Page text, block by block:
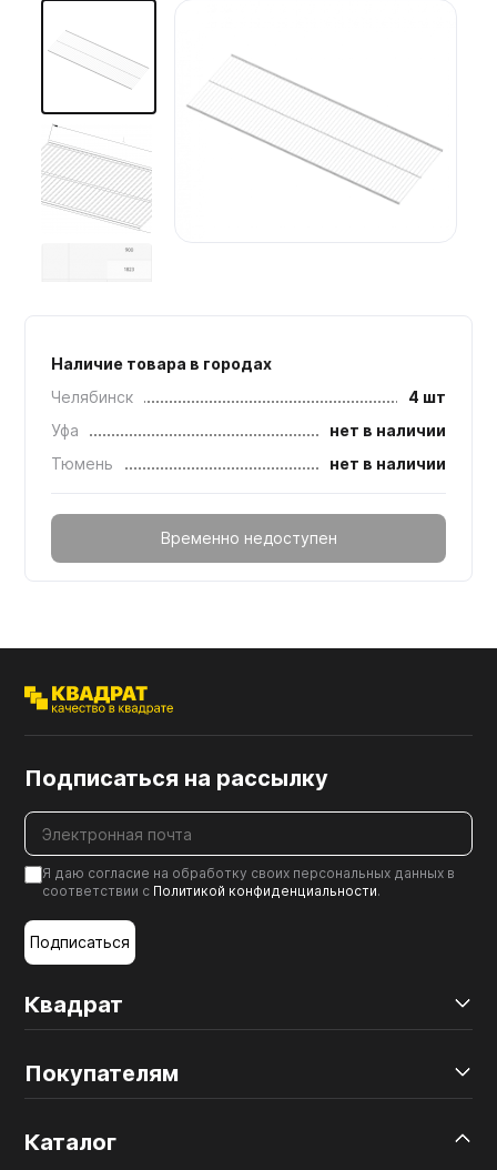
Мебельные образцы, каталоги
Наличие товара в городах
Челябинск
4 шт
Уфа
нет в наличии
Тюмень
нет в наличии
Временно недоступен
Квадрат
Покупателям
Каталог
Подписаться на рассылку
Я даю согласие на обработку своих персональных данных в
соответствии с Политикой конфиденциальности.
Подписаться